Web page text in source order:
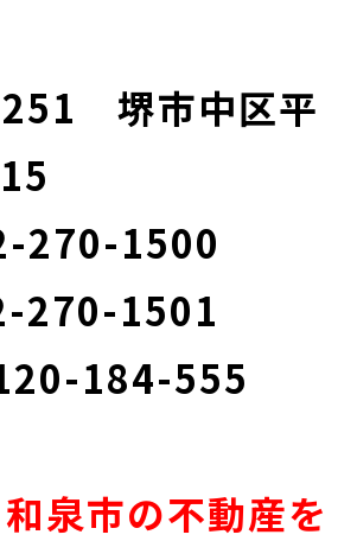
堺市中区平
270-1500
270-1501
184-555
泉市の不動産を